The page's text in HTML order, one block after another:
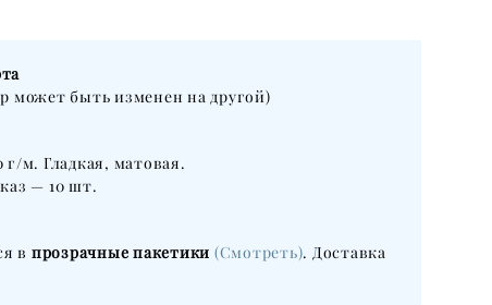
может быть изменен на другой)
г/м. Гладкая, матовая.
— 10 шт.
в прозрачные пакетики (Смотреть). Доставка